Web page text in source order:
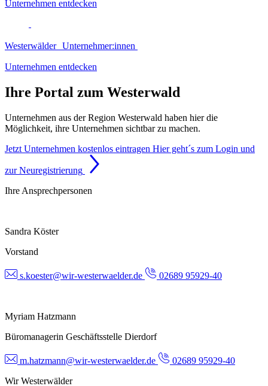
Unternehmen entdecken
Westerwälder Unternehmer:innen
Unternehmen entdecken
Ihre Portal zum Westerwald
Unternehmen aus der Region Westerwald haben hier die
Möglichkeit, ihre Unternehmen sichtbar zu machen.
Jetzt Unternehmen kostenlos eintragen Hier geht´s zum Login und
zur Neuregistrierung
Ihre Ansprechpersonen
Sandra Köster
Vorstand
s.koester@wir-westerwaelder.de 02689 95929-40
Myriam Hatzmann
Büromanagerin Geschäftsstelle Dierdorf
m.hatzmann@wir-westerwaelder.de
02689 95929-40
Wir Westerwälder